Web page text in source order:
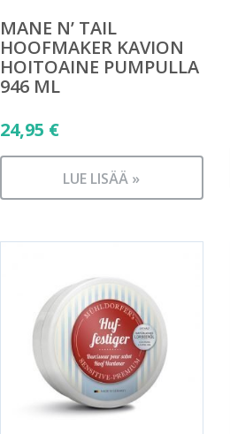
MANE N’ TAIL
HOOFMAKER KAVION
HOITOAINE PUMPULLA
946 ML
24,95 €
LUE LISÄÄ »